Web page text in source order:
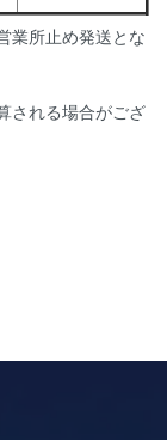
業所止め発送とな
される場合がござ